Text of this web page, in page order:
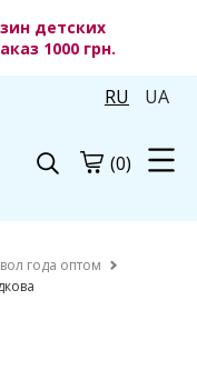
детских
1000 грн.
RU UA
(0)
года оптом